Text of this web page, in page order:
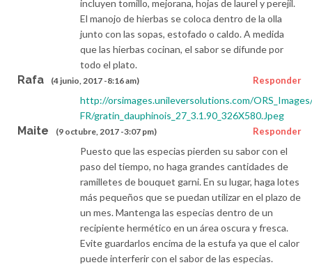
incluyen tomillo, mejorana, hojas de laurel y perejil.
El manojo de hierbas se coloca dentro de la olla
junto con las sopas, estofado o caldo. A medida
que las hierbas cocinan, el sabor se difunde por
todo el plato.
Rafa (4 junio, 2017 -8:16 am) Responder
http://orsimages.unileversolutions.com/
FR/gratin_dauphinois_27_3.1.90_326X580.Jpeg
Maite (9 octubre, 2017 -3:07 pm) Responder
Puesto que las especias pierden su sabor con el
paso del tiempo, no haga grandes cantidades de
ramilletes de bouquet garni. En su lugar, haga lotes
más pequeños que se puedan utilizar en el plazo de
un mes. Mantenga las especias dentro de un
recipiente hermético en un área oscura y fresca.
Evite guardarlos encima de la estufa ya que el calor
puede interferir con el sabor de las especias.